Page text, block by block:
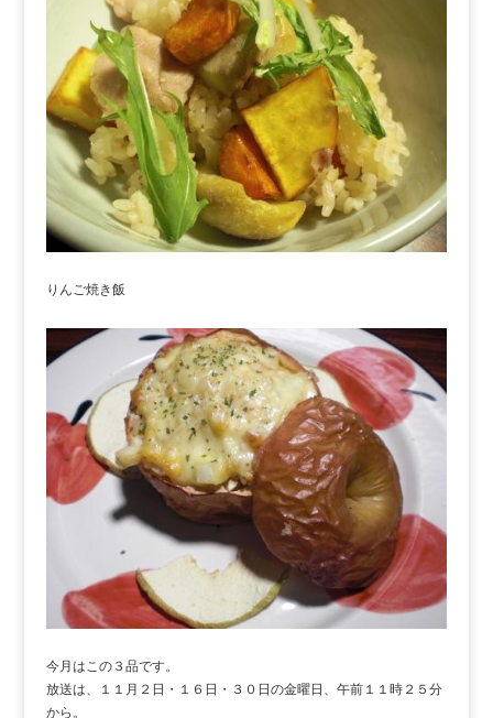
りんご焼き飯
今月はこの３品です。
放送は、１１月２日・１６日・３０日の金曜日、午前１１時２５分
から。